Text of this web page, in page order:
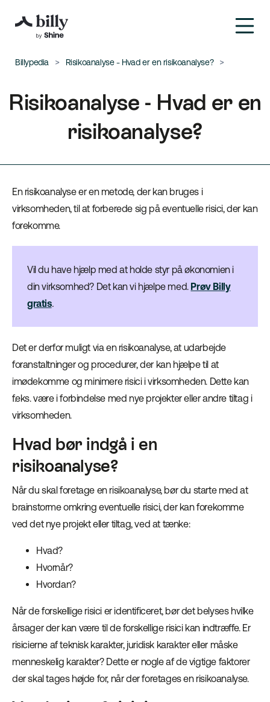
Billypedia Risikoanalyse - Hvad er en risikoanalyse?
Risikoanalyse - Hvad er en
risikoanalyse?
En risikoanalyse er en metode, der kan bruges i
virksomheden, til at forberede sig på eventuelle risici, der kan
forekomme.
Vil du have hjælp med at holde styr på økonomien i
din virksomhed? Det kan vi hjælpe med. Prøv Billy
gratis.
Det er derfor muligt via en risikoanalyse, at udarbejde
foranstaltninger og procedurer, der kan hjælpe til at
imødekomme og minimere risici i virksomheden. Dette kan
f.eks. være i forbindelse med nye projekter eller andre tiltag i
virksomheden.
Hvad bør indgå i en
risikoanalyse?
Når du skal foretage en risikoanalyse, bør du starte med at
brainstorme omkring eventuelle risici, der kan forekomme
ved det nye projekt eller tiltag, ved at tænke:
Hvad?
Hvornår?
Hvordan?
Når de forskellige risici er identificeret, bør det belyses hvilke
årsager der kan være til de forskellige risici kan indtræffe. Er
risicierne af teknisk karakter, juridisk karakter eller måske
menneskelig karakter? Dette er nogle af de vigtige faktorer
der skal tages højde for, når der foretages en risikoanalyse.